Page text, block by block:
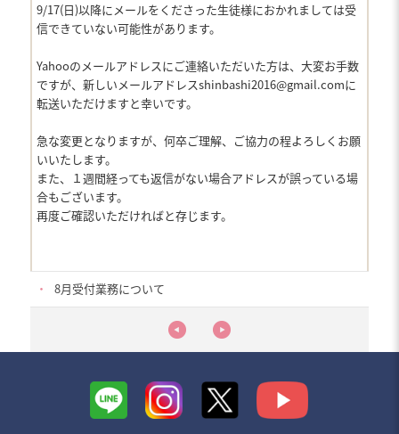
9/17(日)以降にメールをくださった生徒様におかれましては受
信できていない可能性があります。
Yahooのメールアドレスにご連絡いただいた方は、大変お手数
ですが、新しいメールアドレスshinbashi2016@gmail.comに
転送いただけますと幸いです。
急な変更となりますが、何卒ご理解、ご協力の程よろしくお願
いいたします。
また、１週間経っても返信がない場合アドレスが誤っている場
合もございます。
再度ご確認いただければと存じます。
・ 8月受付業務について